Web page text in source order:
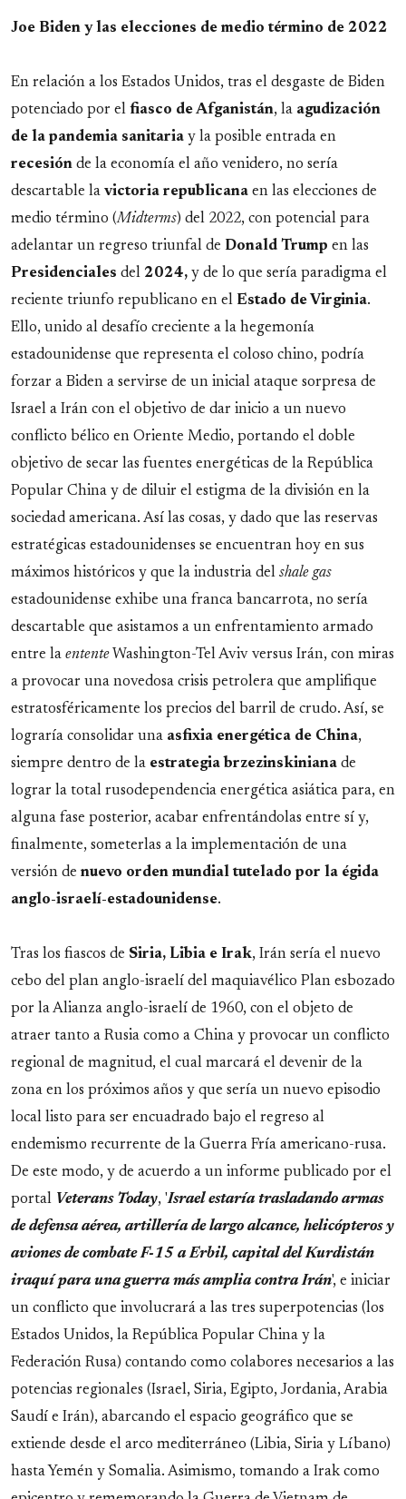
Joe Biden y las elecciones de medio término de 2022
En relación a los Estados Unidos, tras el desgaste de Biden
potenciado por el fiasco de Afganistán, la agudización
de la pandemia sanitaria y la posible entrada en
recesión de la economía el año venidero, no sería
descartable la victoria republicana en las elecciones de
medio término (Midterms) del 2022, con potencial para
adelantar un regreso triunfal de Donald Trump en las
Presidenciales del 2024, y de lo que sería paradigma el
reciente triunfo republicano en el Estado de Virginia.
Ello, unido al desafío creciente a la hegemonía
estadounidense que representa el coloso chino, podría
forzar a Biden a servirse de un inicial ataque sorpresa de
Israel a Irán con el objetivo de dar inicio a un nuevo
conflicto bélico en Oriente Medio, portando el doble
objetivo de secar las fuentes energéticas de la República
Popular China y de diluir el estigma de la división en la
sociedad americana. Así las cosas, y dado que las reservas
estratégicas estadounidenses se encuentran hoy en sus
máximos históricos y que la industria del shale gas
estadounidense exhibe una franca bancarrota, no sería
descartable que asistamos a un enfrentamiento armado
entre la entente Washington-Tel Aviv versus Irán, con miras
a provocar una novedosa crisis petrolera que amplifique
estratosféricamente los precios del barril de crudo. Así, se
lograría consolidar una asfixia energética de China,
siempre dentro de la estrategia brzezinskiniana de
lograr la total rusodependencia energética asiática para, en
alguna fase posterior, acabar enfrentándolas entre sí y,
finalmente, someterlas a la implementación de una
versión de nuevo orden mundial tutelado por la égida
anglo-israelí-estadounidense.
Tras los fiascos de Siria, Libia e Irak, Irán sería el nuevo
cebo del plan anglo-israelí del maquiavélico Plan esbozado
por la Alianza anglo-israelí de 1960, con el objeto de
atraer tanto a Rusia como a China y provocar un conflicto
regional de magnitud, el cual marcará el devenir de la
zona en los próximos años y que sería un nuevo episodio
local listo para ser encuadrado bajo el regreso al
endemismo recurrente de la Guerra Fría americano-rusa.
De este modo, y de acuerdo a un informe publicado por el
portal Veterans Today, 'Israel estaría trasladando armas
de defensa aérea, artillería de largo alcance, helicópteros y
aviones de combate F-15 a Erbil, capital del Kurdistán
iraquí para una guerra más amplia contra Irán', e iniciar
un conflicto que involucrará a las tres superpotencias (los
Estados Unidos, la República Popular China y la
Federación Rusa) contando como colabores necesarios a las
potencias regionales (Israel, Siria, Egipto, Jordania, Arabia
Saudí e Irán), abarcando el espacio geográfico que se
extiende desde el arco mediterráneo (Libia, Siria y Líbano)
hasta Yemén y Somalia. Asimismo, tomando a Irak como